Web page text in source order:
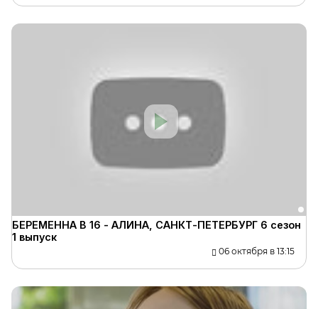
БЕРЕМЕННА В 16 - АЛИНА, САНКТ-ПЕТЕРБУРГ 6 сезон
1 выпуск
06 октября в 13:15